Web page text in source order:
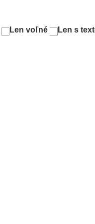
Len voľné Len s